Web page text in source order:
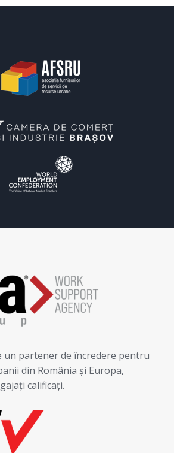
un partener de încredere pentru
din România și Europa,
calificați.